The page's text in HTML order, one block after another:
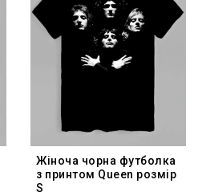
Жіноча чорна футболка
з принтом Queen розмір
S